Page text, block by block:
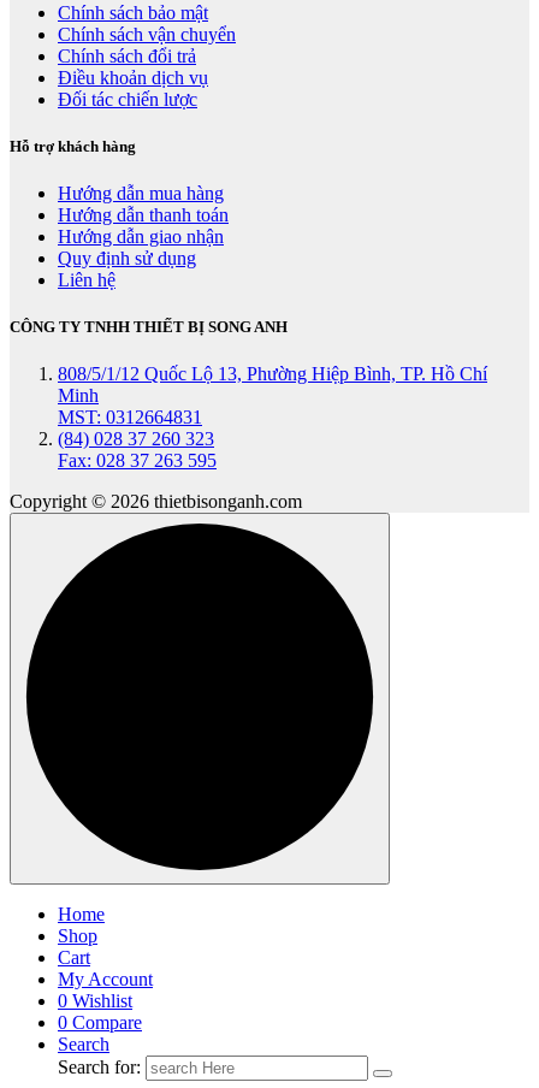
Chính sách bảo mật
Chính sách vận chuyển
Chính sách đổi trả
Điều khoản dịch vụ
Đối tác chiến lược
Hỗ trợ khách hàng
Hướng dẫn mua hàng
Hướng dẫn thanh toán
Hướng dẫn giao nhận
Quy định sử dụng
Liên hệ
CÔNG TY TNHH THIẾT BỊ SONG ANH
808/5/1/12 Quốc Lộ 13, Phường Hiệp Bình, TP. Hồ Chí
Minh
MST: 0312664831
(84) 028 37 260 323
Fax: 028 37 263 595
Copyright © 2026 thietbisonganh.com
Home
Shop
Cart
My Account
0 Wishlist
0 Compare
Search
Search for: